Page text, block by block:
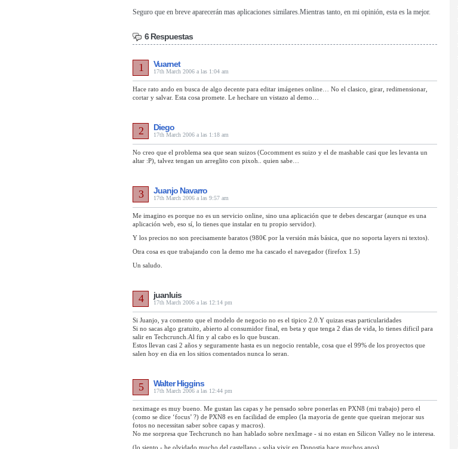
Seguro que en breve aparecerán mas aplicaciones similares.Mientras tanto, en mi opinión, esta es la mejor.
6 Respuestas
Vuarnet
17th March 2006 a las 1:04 am
1
Hace rato ando en busca de algo decente para editar imágenes online… No el clasico, girar, redimensionar,
cortar y salvar. Esta cosa promete. Le hechare un vistazo al demo…
Diego
17th March 2006 a las 1:18 am
2
No creo que el problema sea que sean suizos (Cocomment es suizo y el de mashable casi que les levanta un
altar :P), talvez tengan un arreglito con pixoh.. quien sabe…
Juanjo Navarro
17th March 2006 a las 9:57 am
3
Me imagino es porque no es un servicio online, sino una aplicación que te debes descargar (aunque es una
aplicación web, eso sí, lo tienes que instalar en tu propio servidor).
Y los precios no son precisamente baratos (980€ por la versión más básica, que no soporta layers ni textos).
Otra cosa es que trabajando con la demo me ha cascado el navegador (firefox 1.5)
Un saludo.
juanluis
17th March 2006 a las 12:14 pm
4
Si Juanjo, ya comento que el modelo de negocio no es el tipico 2.0.Y quizas esas particularidades
Si no sacas algo gratuito, abierto al consumidor final, en beta y que tenga 2 dias de vida, lo tienes dificil para
salir en Techcrunch.Al fin y al cabo es lo que buscan.
Estos llevan casi 2 años y seguramente hasta es un negocio rentable, cosa que el 99% de los proyectos que
salen hoy en dia en los sitios comentados nunca lo seran.
Walter Higgins
17th March 2006 a las 12:44 pm
5
neximage es muy bueno. Me gustan las capas y he pensado sobre ponerlas en PXN8 (mi trabajo) pero el
(como se dice ‘focus’ ?) de PXN8 es en facilidad de empleo (la mayoria de gente que queiran mejorar sus
fotos no necessitan saber sobre capas y macros).
No me sorpresa que Techcrunch no han hablado sobre nexImage - si no estan en Silicon Valley no le interesa.
(lo siento - he olvidado mucho del castellano - solia vivir en Donostia hace muchos anos).